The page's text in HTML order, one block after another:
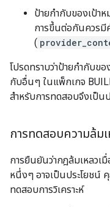
ป้ายกำกับของเป้า
การขึ้นต่อกันควรมี
(
โปรดทราบว่าป้ายกำกับข
กับอื่นๆ ในแพ็กเกจ
สำหรับการทดสอบจึงเป็น
การทดสอบความล้ม
การยืนยันว่ากฎล้มเหลวเ
หนึ่งๆ อาจเป็นประโยชน์
ทดสอบการวิเคราะห์